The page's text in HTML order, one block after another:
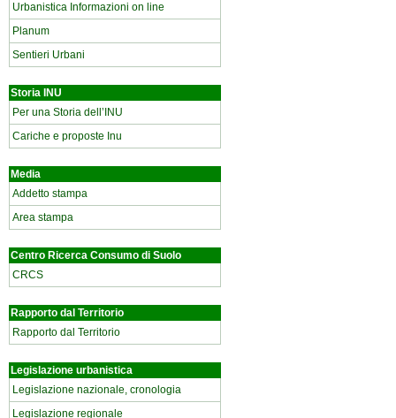
Urbanistica Informazioni on line
Planum
Sentieri Urbani
Storia INU
Per una Storia dell’INU
Cariche e proposte Inu
Media
Addetto stampa
Area stampa
Centro Ricerca Consumo di Suolo
CRCS
Rapporto dal Territorio
Rapporto dal Territorio
Legislazione urbanistica
Legislazione nazionale, cronologia
Legislazione regionale